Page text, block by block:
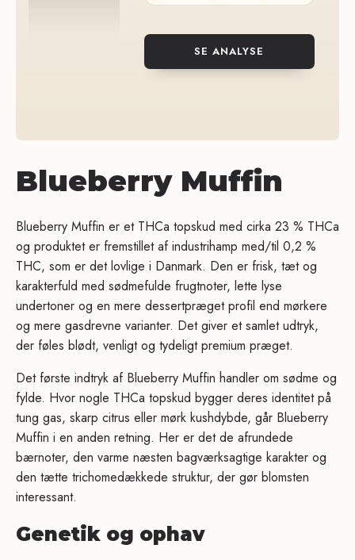
SE ANALYSE
Blueberry Muffin
Blueberry Muffin er et THCa topskud med cirka 23 % THCa
og produktet er fremstillet af industrihamp med/til 0,2 %
THC, som er det lovlige i Danmark. Den er frisk, tæt og
karakterfuld med sødmefulde frugtnoter, lette lyse
undertoner og en mere dessertpræget profil end mørkere
og mere gasdrevne varianter. Det giver et samlet udtryk,
der føles blødt, venligt og tydeligt premium præget.
Det første indtryk af Blueberry Muffin handler om sødme og
fylde. Hvor nogle THCa topskud bygger deres identitet på
tung gas, skarp citrus eller mørk kushdybde, går Blueberry
Muffin i en anden retning. Her er det de afrundede
bærnoter, den varme næsten bagværksagtige karakter og
den tætte trichomedækkede struktur, der gør blomsten
interessant.
Genetik og ophav